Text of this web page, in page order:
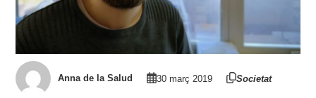
Anna de la Salud 30 març 2019 Societat